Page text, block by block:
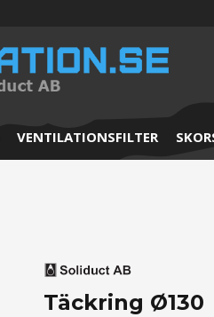
VENTILATIONSFILTER
Täckring Ø130